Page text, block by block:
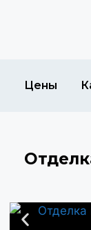
Цены